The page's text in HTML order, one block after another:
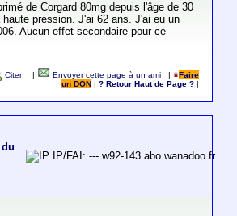
de Corgard 80mg depuis l'âge de 30
pression. J'ai 62 ans. J'ai eu un
Aucun effet secondaire pour ce
Citer Envoyer cette page à un ami |
Faire
un DON
|? Retour Haut de Page ?
IP/FAI: ---.w92-143.abo.wanadoo.fr